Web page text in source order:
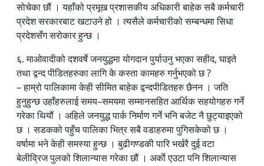
सोचेका छौं । यहाँको प्रमूख प्रशासकीय अधिकारी बाहेक सबै कर्मचारी
प्रदेश सरकारबाट खटाउने हो । त्यसैले कर्मचारीको सम्बन्धमा सिधा
प्रदेशसँग सरोकार हुन्छ ।
६. माओवादीको दशवर्षे जनयुद्धमा योगदान पुर्याउनु भएका सहीद, घाइते
तथा द्वन्द पीडितहरुका लागि के कस्ता कामहरु गर्नुभएको छ ?
– हाम्रो पालिकामा केही सीमित बाहेक द्वन्दपीडितहरु छैनन । जति
हुनुहुन्छ उहाँहरुलाई समय–समयमा सम्मानसहित आर्थिक सहयोगहरु गर्ने
गरेका थियौं । अहिले जनयुद्ध पार्क निर्माण गर्ने भनि बजेट नै छुट्याइएको
छ । सडकको पहुँच पालिका भित्र सबै वडाहरुमा पुगिसकेको छ ।
वर्षामा भने केही समस्या हुन्छ । बुढीगण्डकी पारि भर्खरै दुई वटा
बेलीव्रिज पुलको शिलान्यास गरेका छौं । अर्काे एउटा पनि शिलान्यास